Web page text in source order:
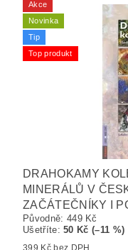
Akce
Novinka
Tip
Top produkt
DRAHOKAMY
MINERÁLŮ V
ZAČÁTEČNÍKY I
Původně: 449 Kč
Ušetříte:50 Kč (–11 %)